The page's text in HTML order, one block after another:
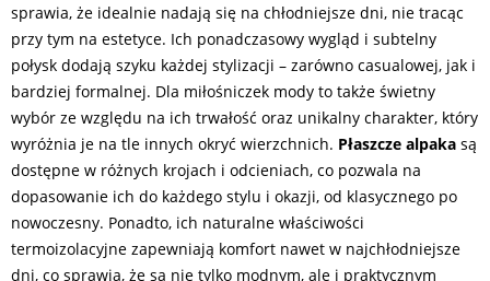
sprawia, że idealnie nadają się na chłodniejsze dni, nie tracąc
przy tym na estetyce. Ich ponadczasowy wygląd i subtelny
połysk dodają szyku każdej stylizacji – zarówno casualowej, jak i
bardziej formalnej. Dla miłośniczek mody to także świetny
wybór ze względu na ich trwałość oraz unikalny charakter, który
wyróżnia je na tle innych okryć wierzchnich. Płaszcze alpaka są
dostępne w różnych krojach i odcieniach, co pozwala na
dopasowanie ich do każdego stylu i okazji, od klasycznego po
nowoczesny. Ponadto, ich naturalne właściwości
termoizolacyjne zapewniają komfort nawet w najchłodniejsze
dni, co sprawia, że są nie tylko modnym, ale i praktycznym